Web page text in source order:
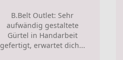
B.Belt Outlet: Sehr
aufwändig gestaltete
Gürtel in Handarbeit
gefertigt, erwartet dich...